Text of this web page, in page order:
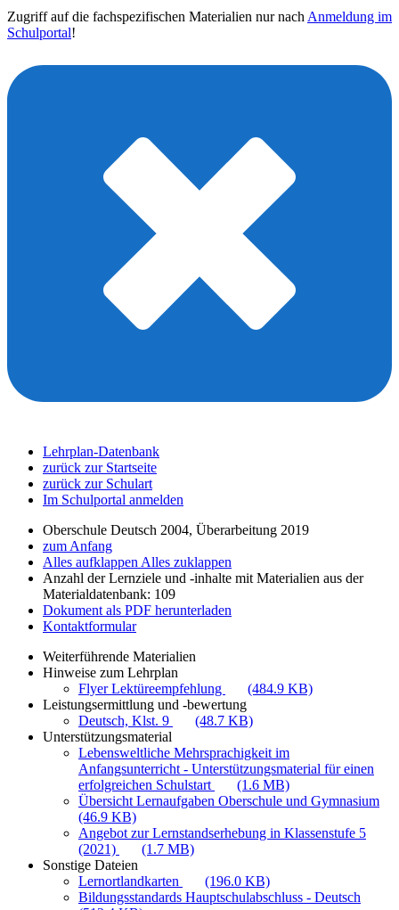
Zugriff auf die fachspezifischen Materialien nur nach Anmeldung im
Schulportal!
Lehrplan-Datenbank
zurück zur Startseite
zurück zur Schulart
Im Schulportal anmelden
Oberschule Deutsch 2004, Überarbeitung 2019
zum Anfang
Alles aufklappen Alles zuklappen
Anzahl der Lernziele und -inhalte mit Materialien aus der
Materialdatenbank: 109
Dokument als PDF herunterladen
Kontaktformular
Weiterführende Materialien
Hinweise zum Lehrplan
Flyer Lektüreempfehlung
(484.9 KB)
Leistungsermittlung und -bewertung
Deutsch, Klst. 9
(48.7 KB)
Unterstützungsmaterial
Lebensweltliche Mehrsprachigkeit im
Anfangsunterricht - Unterstützungsmaterial für einen
erfolgreichen Schulstart
(1.6 MB)
Übersicht Lernaufgaben Oberschule und Gymnasium
(46.9 KB)
Angebot zur Lernstandserhebung in Klassenstufe 5
(2021)
(1.7 MB)
Sonstige Dateien
Lernortlandkarten
(196.0 KB)
Bildungsstandards Hauptschulabschluss - Deutsch